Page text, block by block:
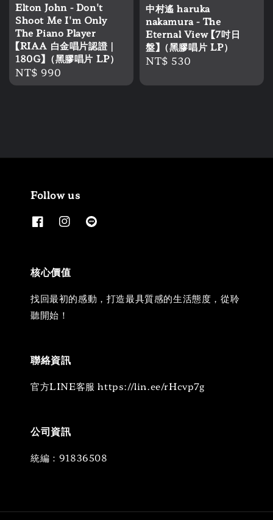
Elton John - Don't
Shoot Me I'm Only
The Piano Player
【RIAA 白金唱片認證｜
180G】（黑膠唱片 LP）
Regular
price
NT$ 990
中村遙 haruka
nakamura - The
Eternal View 【7吋日
盤】（黑膠唱片 LP）
Regular
NT$ 530
Follow us
核心價值
找回最初的感動，打造最具質感的生活態度，從聆
聽開始！
聯絡資訊
官方LINE客服 https://lin.ee/rHcvp7g
公司資訊
統編：91836508